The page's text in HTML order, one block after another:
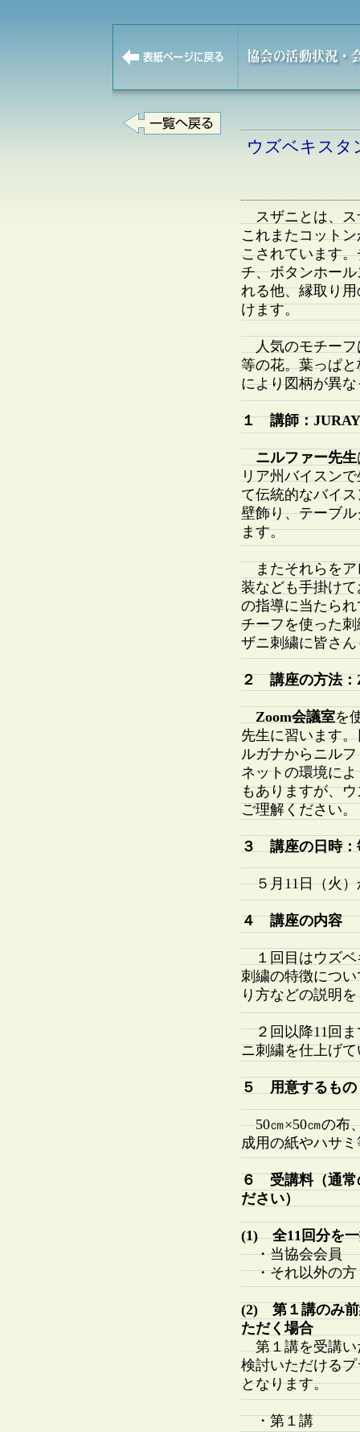
ウズベキスタ
スザニとは、ス
これまたコット
こされています
チ、ボタンホー
れる他、縁取り
けます。
人気のモチーフ
等の花。葉っぱ
により図柄が異
１ 講師：
ニルファー先生
リア州バイスン
て伝統的なバイ
壁飾り、テーブ
ます。
またそれらをア
装なども手掛け
の指導に当たら
チーフを使った
ザニ刺繍に皆さ
２ 講座の方法：
Zoom会議室を
先生に習います
ルガナからニル
ネットの環境に
もありますが、
ご理解ください。
３ 講座の日時：
５月11日（火）
４ 講座の内容
１回目はウズ
刺繍の特徴につ
り方などの説明
２回以降11回ま
ニ刺繍を仕上げ
５ 用意するもの
50㎝×50㎝の布
成用の紙やハサミ
６ 受講料（通常
ださい）
(1) 全11回分を一
・当協会会員
・それ以外の
(2) 第１講のみ前
ただく場合
第１講を受講い
検討いただける
となります。
・第１講